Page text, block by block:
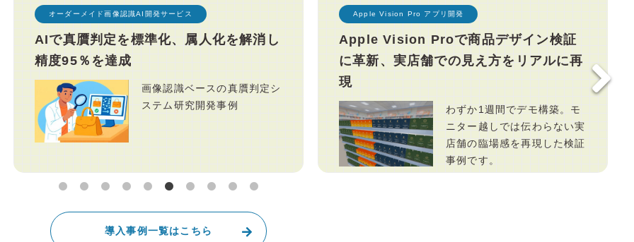
オーダーメイド画像認識AI開発サービス
AIで真贋判定を標準化、属人化を解消し
精度95％を達成
画像認識ベースの真贋判定シ
ステム研究開発事例
Apple Vision Pro アプリ開発
Apple Vision Proで商品デザイン検証
に革新、実店舗での見え方をリアルに再
現
わずか1週間でデモ構築。モ
ニター越しでは伝わらない実
店舗の臨場感を再現した検証
事例です。
導入事例一覧はこちら